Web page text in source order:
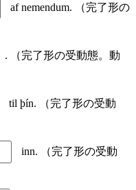
af nemendum. （完了形の
. （完了形の受動態。動
til þín. （完了形の受動
inn. （完了形の受動